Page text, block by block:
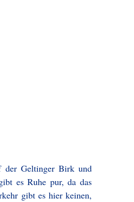
der Geltinger Birk und
es Ruhe pur, da das
gibt es hier keinen,